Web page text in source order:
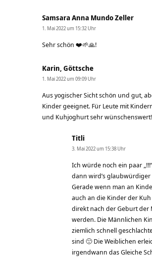
Samsara Anna Mundo Zeller
1. Mai 2022 um 15:32 Uhr
Sehr schön ❤️🌱🙏!
Karin, Göttsche
1. Mai 2022 um 09:09 Uhr
Aus yogischer Sicht schön und gut,
Kinder geeignet. Für Leute mit
und Kuhjoghurt sehr
Titli
3. Mai 2022 um 15:38 Uhr
Ich würde noch ein paar
dann wird’s glaubwürdiger
Gerade wenn man an
auch an die Kinder der
direkt nach der Geburt der
werden. Die Männlichen
ziemlich schnell
sind 🙁 Die Weiblichen
irgendwann das Gleiche